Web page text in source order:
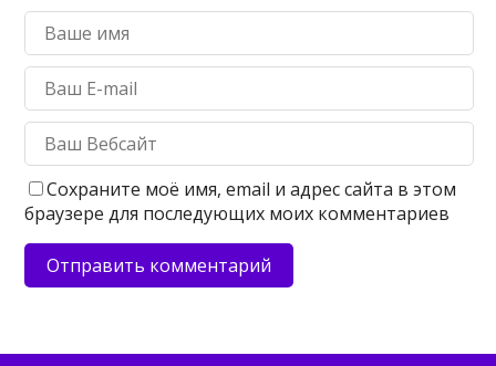
Сохраните моё имя, email и адрес сайта в этом
браузере для последующих моих комментариев